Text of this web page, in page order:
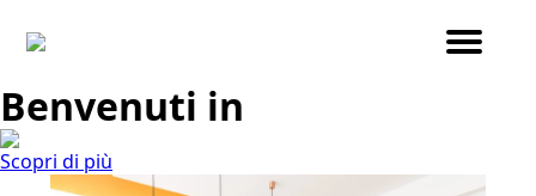
Benvenuti in
Scopri di più